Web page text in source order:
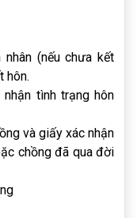
(nếu chưa kết
hôn.
tình trạng hôn
và giấy xác nhận
chồng đã qua đời